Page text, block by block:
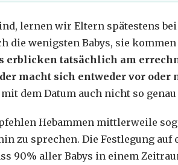
lernen wir Eltern spätestens bei
die wenigsten Babys, sie
erblicken tatsächlich am
macht sich entweder vor oder
dem Datum auch nicht so
Hebammen mittlerweile
zu sprechen. Die Festlegung
90% aller Babys in einem